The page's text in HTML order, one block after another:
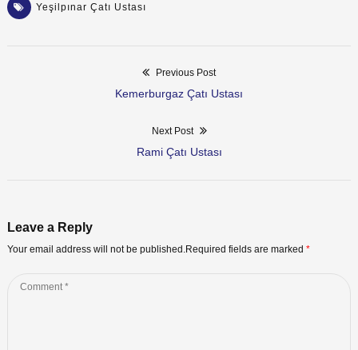
Yeşilpınar Çatı Ustası
Previous Post
Previous
Kemerburgaz Çatı Ustası
Next Post
Next
Rami Çatı Ustası
Leave a Reply
Your email address will not be published.Required fields are marked *
Comment